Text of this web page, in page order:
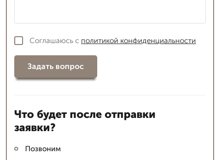
Соглашаюсь с политикой конфиденциальности
Задать вопрос
Что будет после отправки
заявки?
Позвоним